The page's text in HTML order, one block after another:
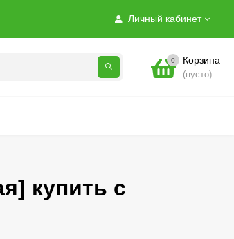
Личный кабинет
0 Корзина
(пусто)
купить с